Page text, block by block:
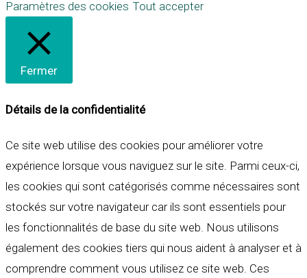
Paramètres des cookies Tout accepter
Fermer
Détails de la confidentialité
Ce site web utilise des cookies pour améliorer votre
expérience lorsque vous naviguez sur le site. Parmi ceux-ci,
les cookies qui sont catégorisés comme nécessaires sont
stockés sur votre navigateur car ils sont essentiels pour
les fonctionnalités de base du site web. Nous utilisons
également des cookies tiers qui nous aident à analyser et à
comprendre comment vous utilisez ce site web. Ces